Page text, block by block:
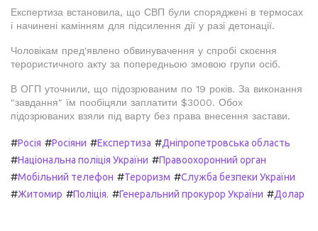
Експертиза встановила, що СВП були споряджені в термосах
і начинені камінням для підсилення дії у разі детонації.
Чоловікам пред'явлено обвинувачення у спробі скоєння
терористичного акту за попередньою змовою групи осіб.
В ОГП уточнили, що підозрюваним по 19 років. За виконання
"завдання" їм пообіцяли заплатити $3000. Обох
підозрюваних взяли під варту без права внесення застави.
#Росія #Росіяни #Експертиза #Дніпропетровська область
#Національна поліція України #Правоохоронний орган
#Мобільний телефон #Тероризм #Служба безпеки України
#Житомир #Поліція. #Генеральний прокурор України #Долар